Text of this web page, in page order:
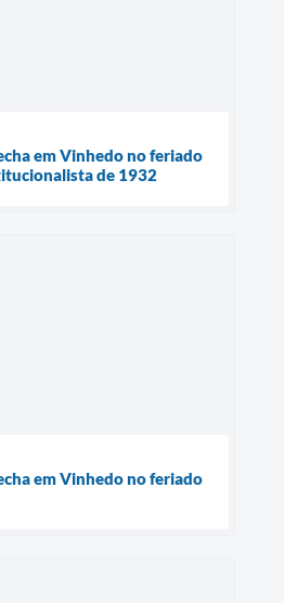
em Vinhedo no feriado
de 1932
em Vinhedo no feriado